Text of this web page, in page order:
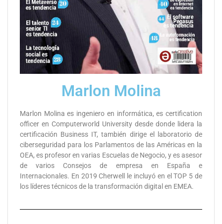
Marlon Molina
Marlon Molina es ingeniero en informática, es certification
officer en Computerworld University desde donde lidera la
certificación Business IT, también dirige el laboratorio de
ciberseguridad para los Parlamentos de las Américas en la
OEA, es profesor en varias Escuelas de Negocio, y es asesor
de varios Consejos de empresa en España e
Internacionales. En 2019 Cherwell le incluyó en el TOP 5 de
los líderes técnicos de la transformación digital en EMEA.